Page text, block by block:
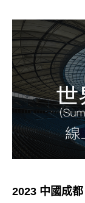
2023 中國成